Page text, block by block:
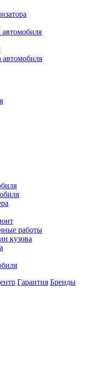
автомобиля
автомобиля
работы
кузова
Гарантия Бренды